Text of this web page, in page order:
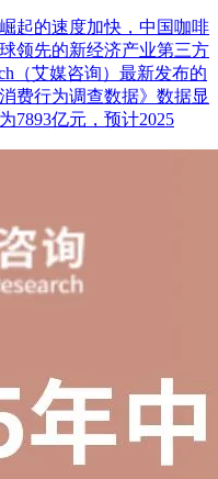
起的速度加快，中国咖啡
领先的新经济产业第三方
（艾媒咨询）最新发布的
费行为调查数据》数据显
7893亿元，预计2025